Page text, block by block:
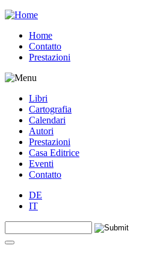
Jump to navigation
Home
Contatto
Prestazioni
Libri
Cartografia
Calendari
Autori
Prestazioni
Casa Editrice
Eventi
Contatto
DE
IT
Form di ricerca